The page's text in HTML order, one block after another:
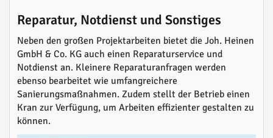
Reparatur, Notdienst und Sonstiges
Neben den großen Projektarbeiten bietet die Joh. Heinen
GmbH & Co. KG auch einen Reparaturservice und
Notdienst an. Kleinere Reparaturanfragen werden
ebenso bearbeitet wie umfangreichere
Sanierungsmaßnahmen. Zudem stellt der Betrieb einen
Kran zur Verfügung, um Arbeiten effizienter gestalten zu
können.